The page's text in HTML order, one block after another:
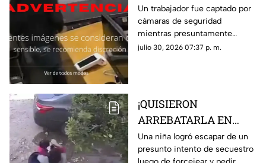
ataque de su empleado
por no pagarle
liquiación
Un trabajador fue captado por
cámaras de seguridad
mientras presuntamente
golpeaba a su jefa en repetidas
julio 30, 2026 07:37 p. m.
¡QUISIERON
ARREBATARLA EN
SEGUNDOS! Niña
escapa de presunto
Una niña logró escapar de un
presunto intento de secuestro